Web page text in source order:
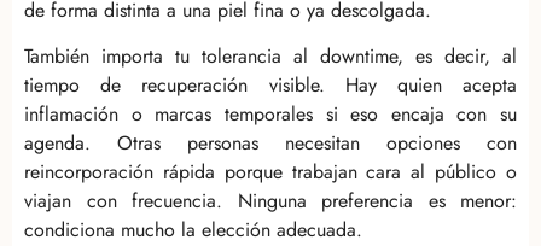
de forma distinta a una piel fina o ya descolgada.
También importa tu tolerancia al downtime, es decir, al
tiempo de recuperación visible. Hay quien acepta
inflamación o marcas temporales si eso encaja con su
agenda. Otras personas necesitan opciones con
reincorporación rápida porque trabajan cara al público o
viajan con frecuencia. Ninguna preferencia es menor:
condiciona mucho la elección adecuada.